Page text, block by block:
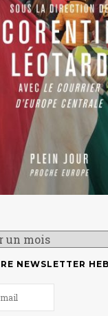
NEWSLETTER